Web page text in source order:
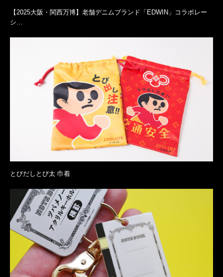
【2025大阪・関西万博】老舗デニムブランド「EDWIN」コラボレー
シ…
とびだしとび太 巾着